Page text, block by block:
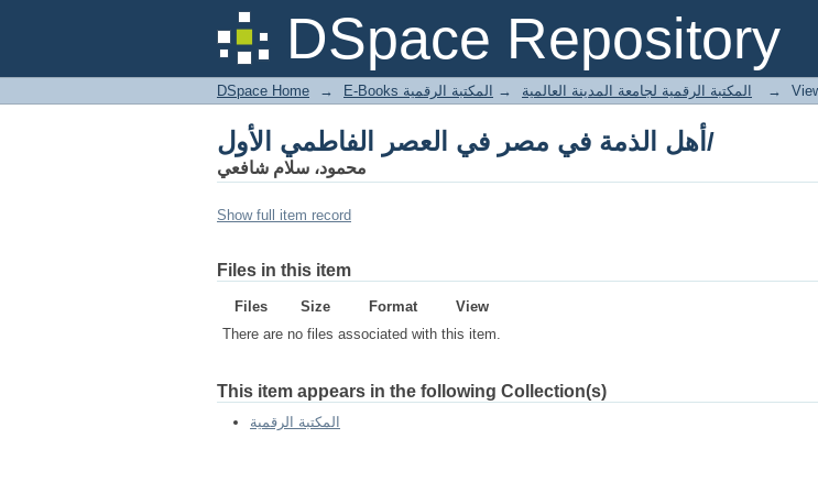
DSpace Repository
DSpace Home → E-Books المكتبة الرقمية لجامعة المدينة العالمية → المكتبة الرقمية →
أهل الذمة في مصر في العصر الفاطمي الأول/
محمود، سلام شافعي
Show full item record
Files in this item
Files Size Format
View
There are no files associated with this item.
This item appears in the following Collection(s)
المكتبة الرقمية